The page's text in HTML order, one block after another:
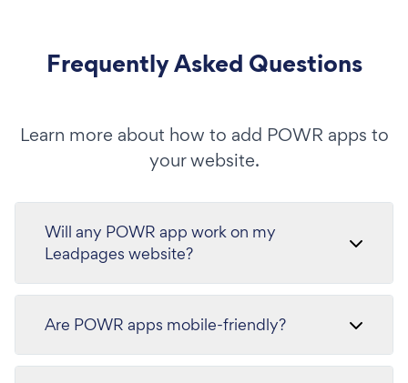
Frequently Asked Questions
Learn more about how to add POWR apps to
your website.
Will any POWR app work on my
Leadpages website?
Are POWR apps mobile-friendly?